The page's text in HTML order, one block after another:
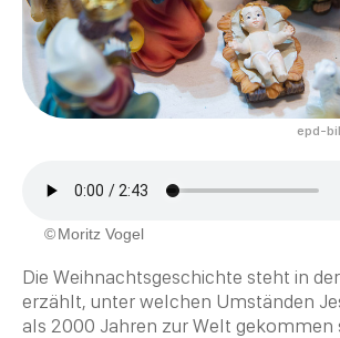
epd-
Moritz Vogel
Die Weihnachtsgeschichte steht in der
erzählt, unter welchen Umständen
als 2000 Jahren zur Welt gekommen